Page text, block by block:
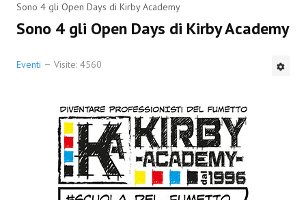
SCUOLA
PRIVACY
CONTATTI
Sono 4 gli Open Days di Kirby Academy
Sono 4 gli Open Days di Kirby Academy
Eventi Visite: 4560